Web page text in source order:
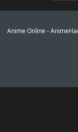
Anime Online -